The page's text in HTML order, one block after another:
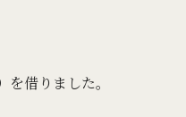
借りました。